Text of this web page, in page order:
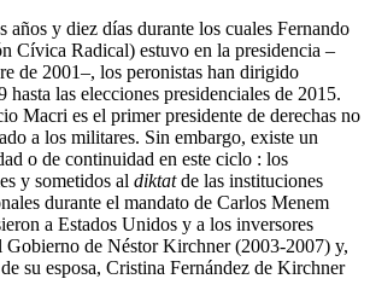
años y diez días durante los cuales Fernando
Cívica Radical) estuvo en la presidencia –
de 2001–, los peronistas han dirigido
hasta las elecciones presidenciales de 2015.
Macri es el primer presidente de derechas no
a los militares. Sin embargo, existe un
o de continuidad en este ciclo : los
y sometidos al diktatde las instituciones
durante el mandato de Carlos Menem
a Estados Unidos y a los inversores
Gobierno de Néstor Kirchner (2003-2007) y,
su esposa, Cristina Fernández de Kirchner